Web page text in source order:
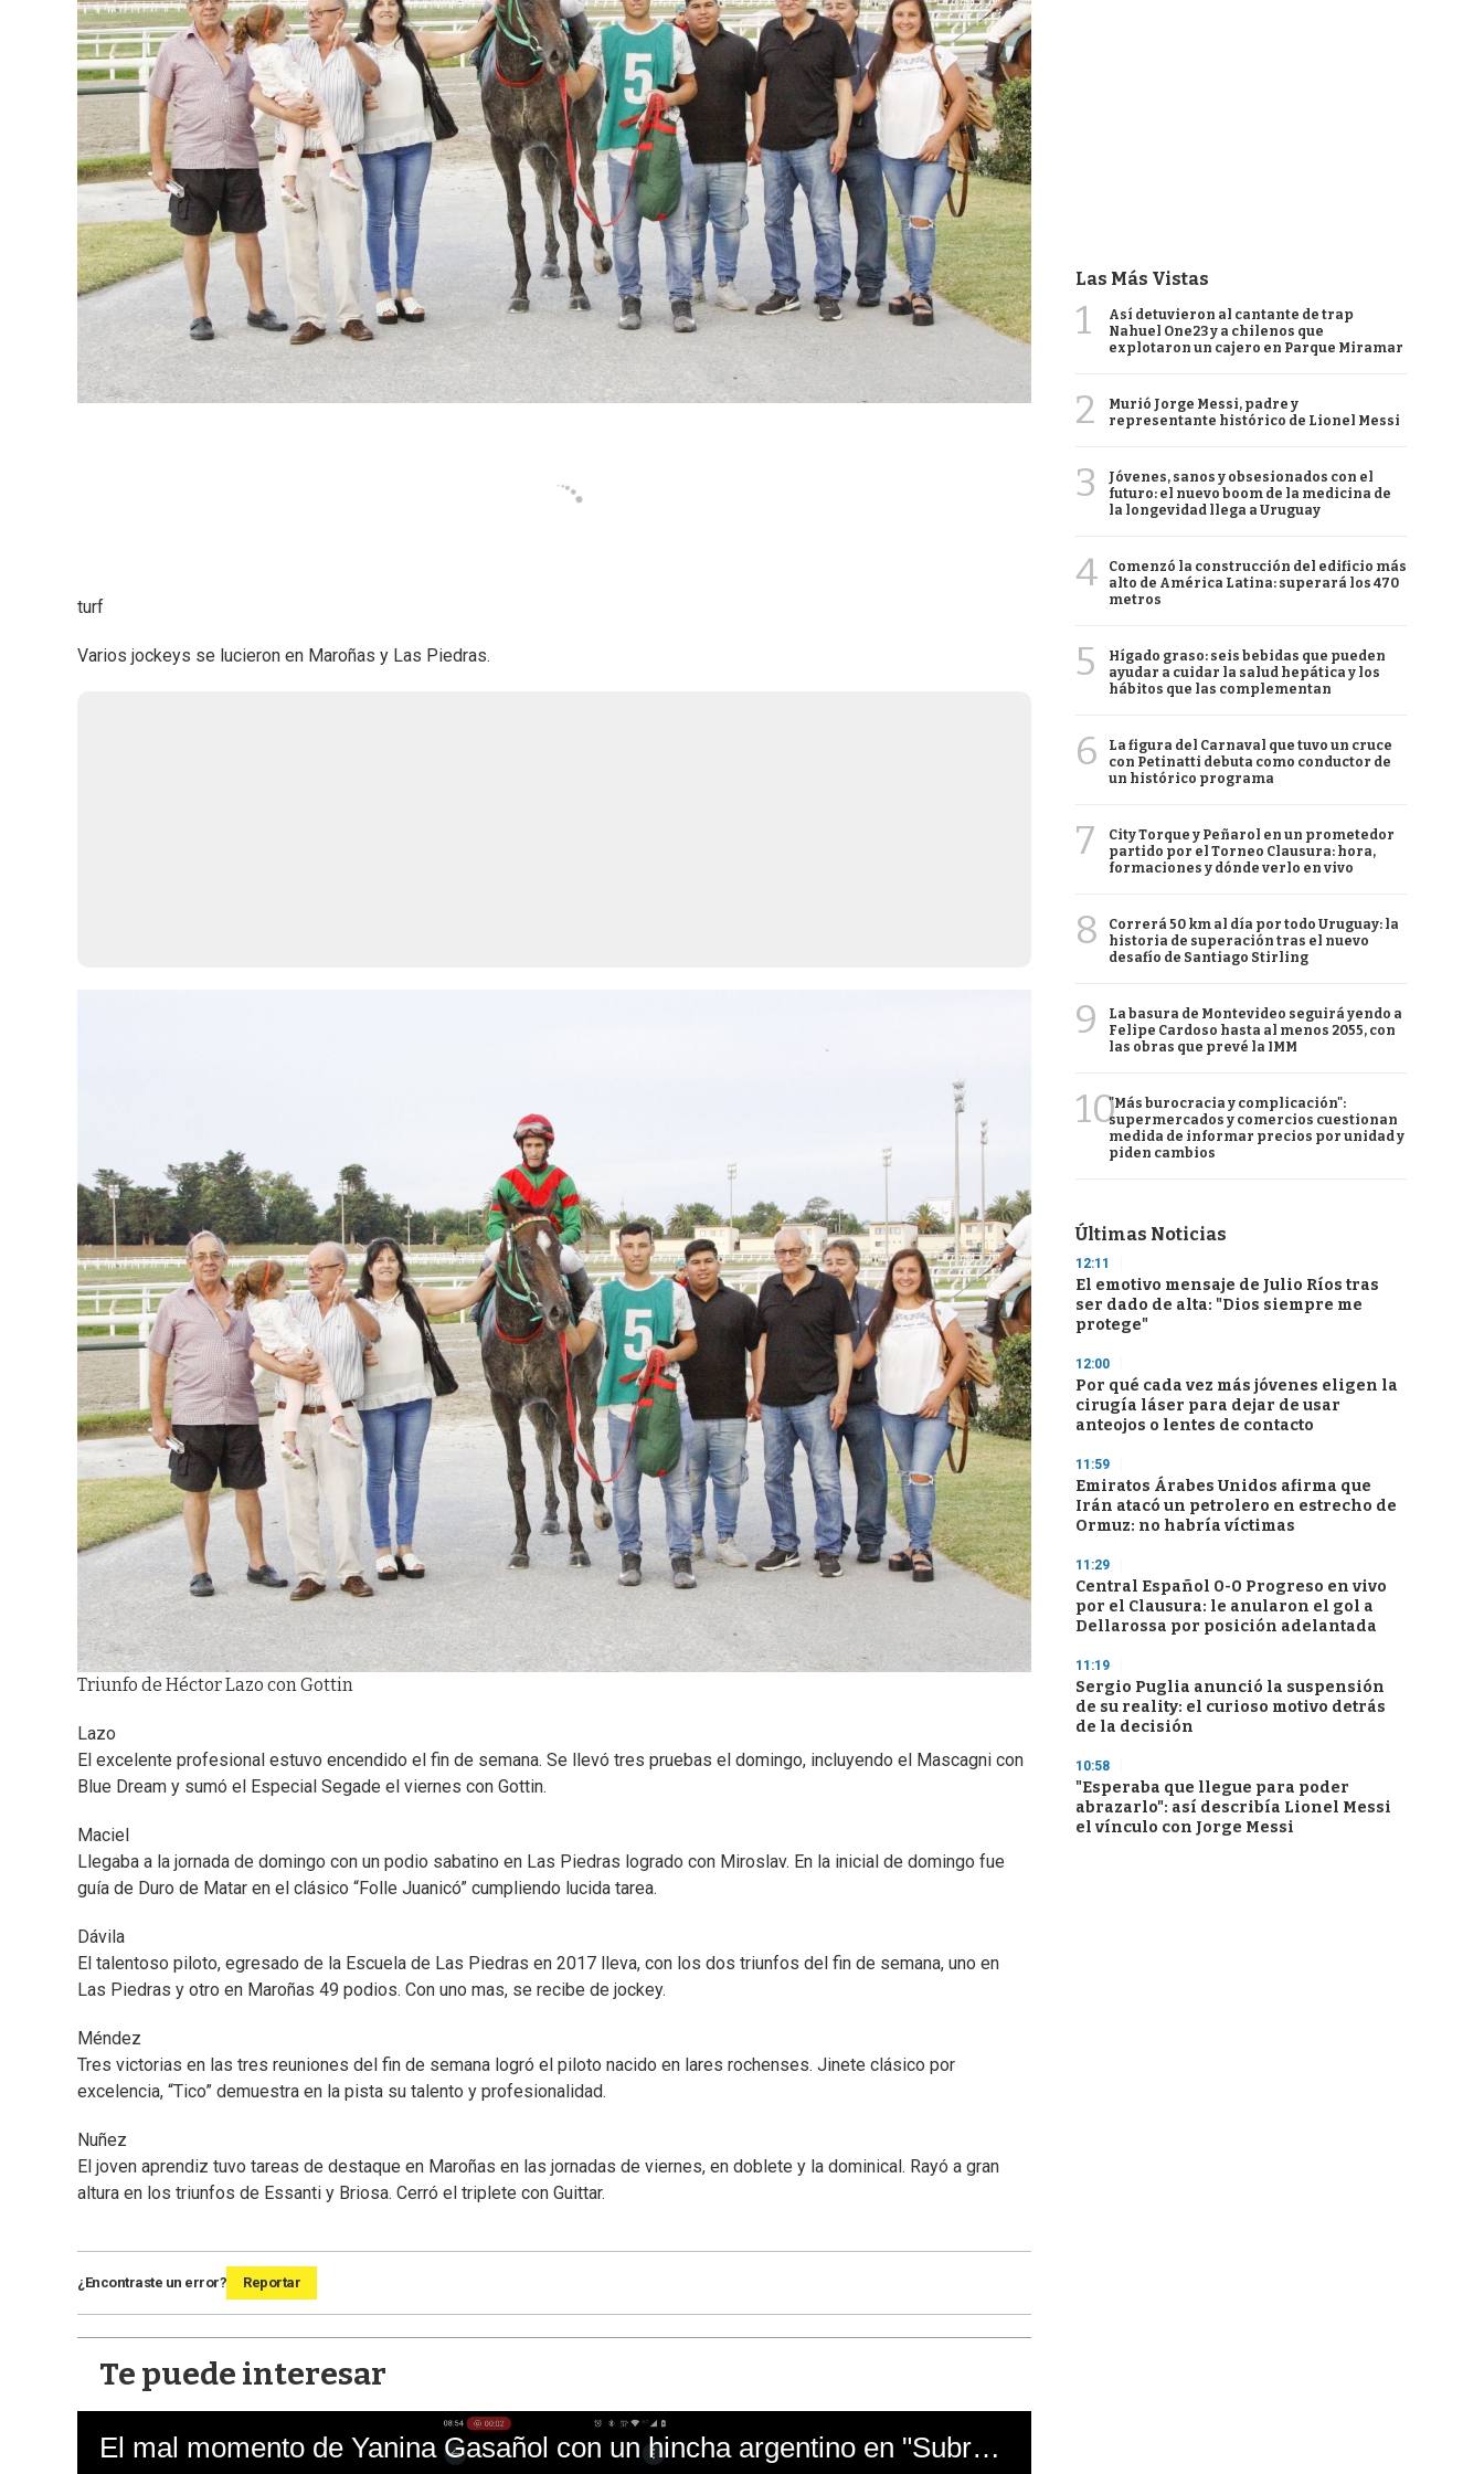
turf
Varios jockeys se lucieron en Maroñas y Las Piedras.
Triunfo de Héctor Lazo con Gottin
Lazo
El excelente profesional estuvo encendido el fin de semana. Se llevó tres pruebas el domingo, incluyendo el Mascagni con
Blue Dream y sumó el Especial Segade el viernes con Gottin.
Maciel
Llegaba a la jornada de domingo con un podio sabatino en Las Piedras logrado con Miroslav. En la inicial de domingo fue
guía de Duro de Matar en el clásico “Folle Juanicó” cumpliendo lucida tarea.
Dávila
El talentoso piloto, egresado de la Escuela de Las Piedras en 2017 lleva, con los dos triunfos del fin de semana, uno en
Las Piedras y otro en Maroñas 49 podios. Con uno mas, se recibe de jockey.
Méndez
Tres victorias en las tres reuniones del fin de semana logró el piloto nacido en lares rochenses. Jinete clásico por
excelencia, “Tico” demuestra en la pista su talento y profesionalidad.
Nuñez
El joven aprendiz tuvo tareas de destaque en Maroñas en las jornadas de viernes, en doblete y la dominical. Rayó a gran
altura en los triunfos de Essanti y Briosa. Cerró el triplete con Guittar.
¿Encontraste un error? Reportar
Te puede interesar
El mal momento de Yanina Gasañol con un hincha argentino en "Subrayado"
Las Más Vistas
1
Así detuvieron al cantante de trap
Nahuel One23 y a chilenos que
explotaron un cajero en Parque Miramar
2
Murió Jorge Messi, padre y
representante histórico de Lionel Messi
3
Jóvenes, sanos y obsesionados con el
futuro: el nuevo boom de la medicina de
la longevidad llega a Uruguay
4
Comenzó la construcción del edificio más
alto de América Latina: superará los 470
metros
5
Hígado graso: seis bebidas que pueden
ayudar a cuidar la salud hepática y los
hábitos que las complementan
6
La figura del Carnaval que tuvo un cruce
con Petinatti debuta como conductor de
un histórico programa
7
City Torque y Peñarol en un prometedor
partido por el Torneo Clausura: hora,
formaciones y dónde verlo en vivo
8
Correrá 50 km al día por todo Uruguay: la
historia de superación tras el nuevo
desafío de Santiago Stirling
9
La basura de Montevideo seguirá yendo a
Felipe Cardoso hasta al menos 2055, con
las obras que prevé la IMM
10"Más burocracia y complicación":
supermercados y comercios cuestionan
medida de informar precios por unidad y
piden cambios
Últimas Noticias
12:11
El emotivo mensaje de Julio Ríos tras
ser dado de alta: "Dios siempre me
protege"
12:00
Por qué cada vez más jóvenes eligen la
cirugía láser para dejar de usar
anteojos o lentes de contacto
11:59
Emiratos Árabes Unidos afirma que
Irán atacó un petrolero en estrecho de
Ormuz: no habría víctimas
11:29
Central Español 0-0 Progreso en vivo
por el Clausura: le anularon el gol a
Dellarossa por posición adelantada
11:19
Sergio Puglia anunció la suspensión
de su reality: el curioso motivo detrás
de la decisión
10:58
"Esperaba que llegue para poder
abrazarlo": así describía Lionel Messi
el vínculo con Jorge Messi